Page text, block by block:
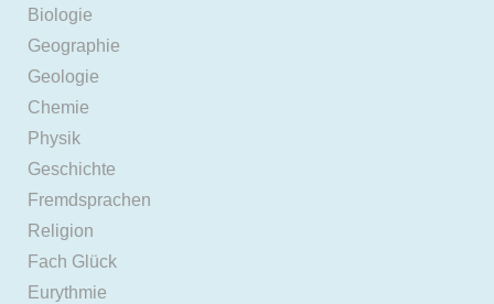
Biologie
Geographie
Geologie
Chemie
Physik
Geschichte
Fremdsprachen
Religion
Fach Glück
Eurythmie